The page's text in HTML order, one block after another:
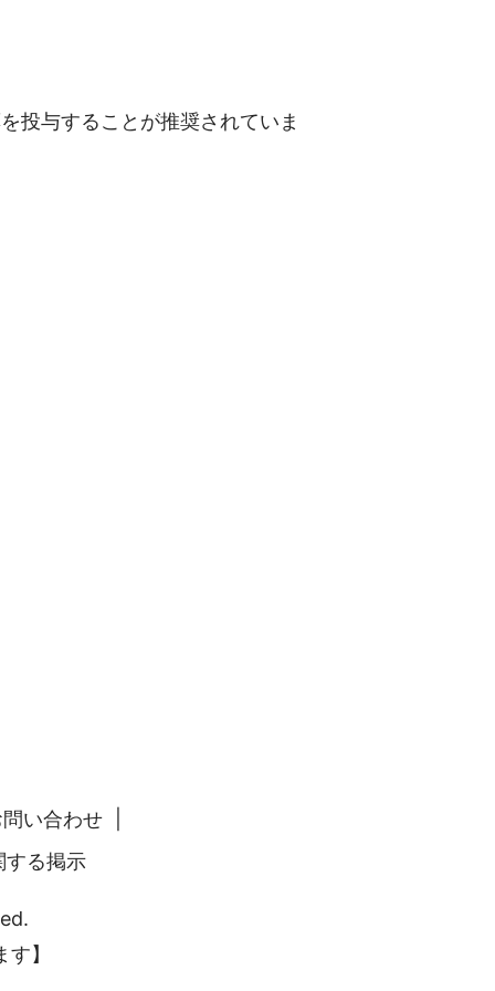
投与することが推奨されていま
い合わせ
する掲示
】